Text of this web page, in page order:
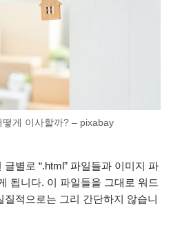
게 이사할까? – pixabay
별로 “.html” 파일들과 이미지 파
됩니다. 이 파일들을 그대로 워드
질적으로는 그리 간단하지 않습니